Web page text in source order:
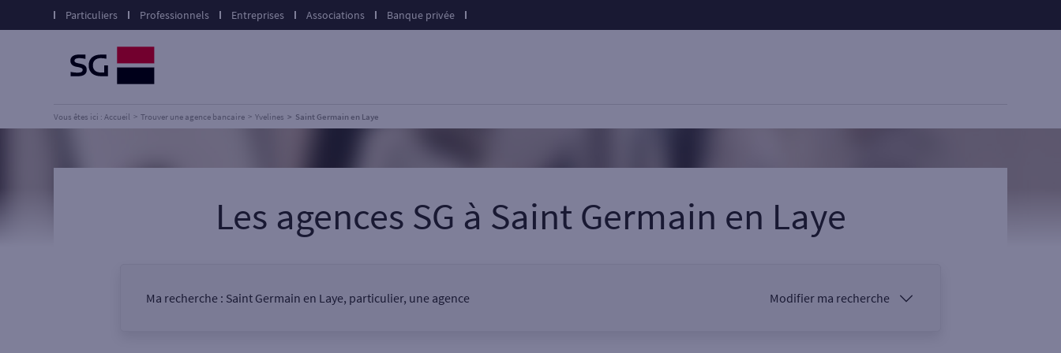
Particuliers Professionnels Entreprises Associations Banque privée
Vous êtes ici : Accueil Trouver une agence bancaire Yvelines Saint Germain en Laye
Les agences SG à Saint Germain en Laye
Ma recherche : Saint Germain en Laye, particulier, une agence Modifier ma recherche